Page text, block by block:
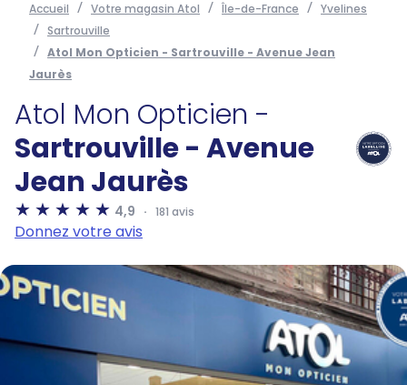
Accueil Votre magasin Atol Île-de-France
Yvelines
Sartrouville
Atol Mon Opticien - Sartrouville - Avenue Jean
Jaurès
Atol Mon Opticien -
Sartrouville - Avenue
Jean Jaurès
4,9 181 avis
Donnez votre avis